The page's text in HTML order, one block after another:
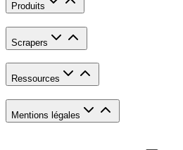
Produits
Scrapers
Ressources
Mentions légales